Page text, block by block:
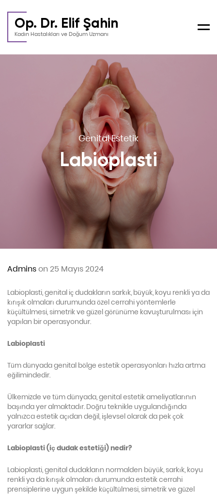
Op. Dr. Elif Şahin
Kadın Hastalıkları ve Doğum Uzmanı
Genital Estetik
Labioplasti
Adminson 25 Mayıs 2024
Labioplasti, genital iç dudakların sarkık, büyük, koyu renkli ya da
kırışık olmaları durumunda özel cerrahi yöntemlerle
küçültülmesi, simetrik ve güzel görünüme kavuşturulması için
yapılan bir operasyondur.
Labioplasti
Tüm dünyada genital bölge estetik operasyonları hızla artma
eğilimindedir.
Ülkemizde ve tüm dünyada, genital estetik ameliyatlarının
başında yer almaktadır. Doğru teknikle uygulandığında
yalnızca estetik açıdan değil, işlevsel olarak da pek çok
yararlar sağlar.
Labioplasti (iç dudak estetiği) nedir?
Labioplasti, genital dudakların normalden büyük, sarkık, koyu
renkli ya da kırışık olmaları durumunda estetik cerrahi
prensiplerine uygun şekilde küçültülmesi, simetrik ve güzel